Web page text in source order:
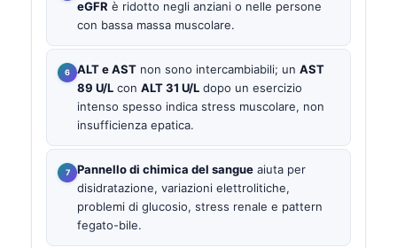
eGFR è ridotto negli anziani o nelle persone
con bassa massa muscolare.
ALT e AST non sono intercambiabili; un AST
89 U/L con ALT 31 U/L dopo un esercizio
intenso spesso indica stress muscolare, non
insufficienza epatica.
Pannello di chimica del sangue aiuta per
disidratazione, variazioni elettrolitiche,
problemi di glucosio, stress renale e pattern
fegato-bile.